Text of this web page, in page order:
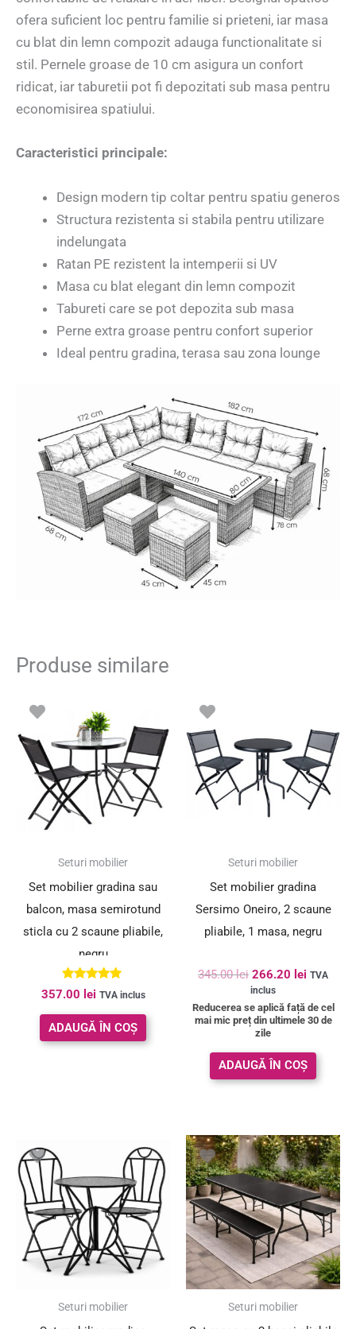
ofera suficient loc pentru familie si prieteni, iar masa
cu blat din lemn compozit adauga functionalitate si
stil. Pernele groase de 10 cm asigura un confort
ridicat, iar taburetii pot fi depozitati sub masa pentru
economisirea spatiului.
Caracteristici principale:
Design modern tip coltar pentru spatiu generos
Structura rezistenta si stabila pentru utilizare
indelungata
Ratan PE rezistent la intemperii si UV
Masa cu blat elegant din lemn compozit
Tabureti care se pot depozita sub masa
Perne extra groase pentru confort superior
Ideal pentru gradina, terasa sau zona lounge
Produse similare
Seturi mobilier
Set mobilier gradina sau
balcon, masa semirotund
sticla cu 2 scaune pliabile,
negru
Evaluat la
5.00
din 5
357.00 lei TVA inclus
ADAUGĂ ÎN COȘ
Seturi mobilier
Set mobilier gradina
Sersimo Oneiro, 2 scaune
pliabile, 1 masa, negru
345.00lei
fost:
345.00 lei.
266.20 lei
este:
266.20
TVA
inclus
Reducerea se aplică față de cel
mai mic preț din ultimele 30 de
zile
ADAUGĂ ÎN COȘ
Seturi mobilier
fost:
498.00 lei.
curent
este:
363.00 lei.
Seturi mobilier
Prețul
inițial
a
fost:
555.00 lei.
Prețul
curent
este:
499.00